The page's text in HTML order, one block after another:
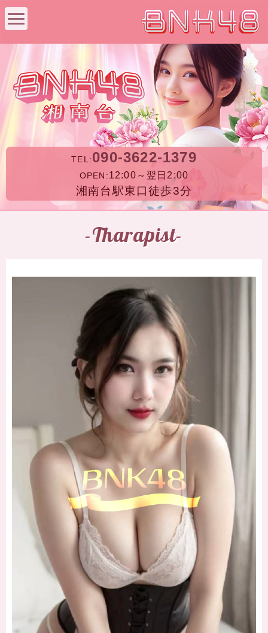
TEL: 090-3622-1379
OPEN: 12:00～翌日2:00
湘南台駅東口徒歩3分
-Tharapist-